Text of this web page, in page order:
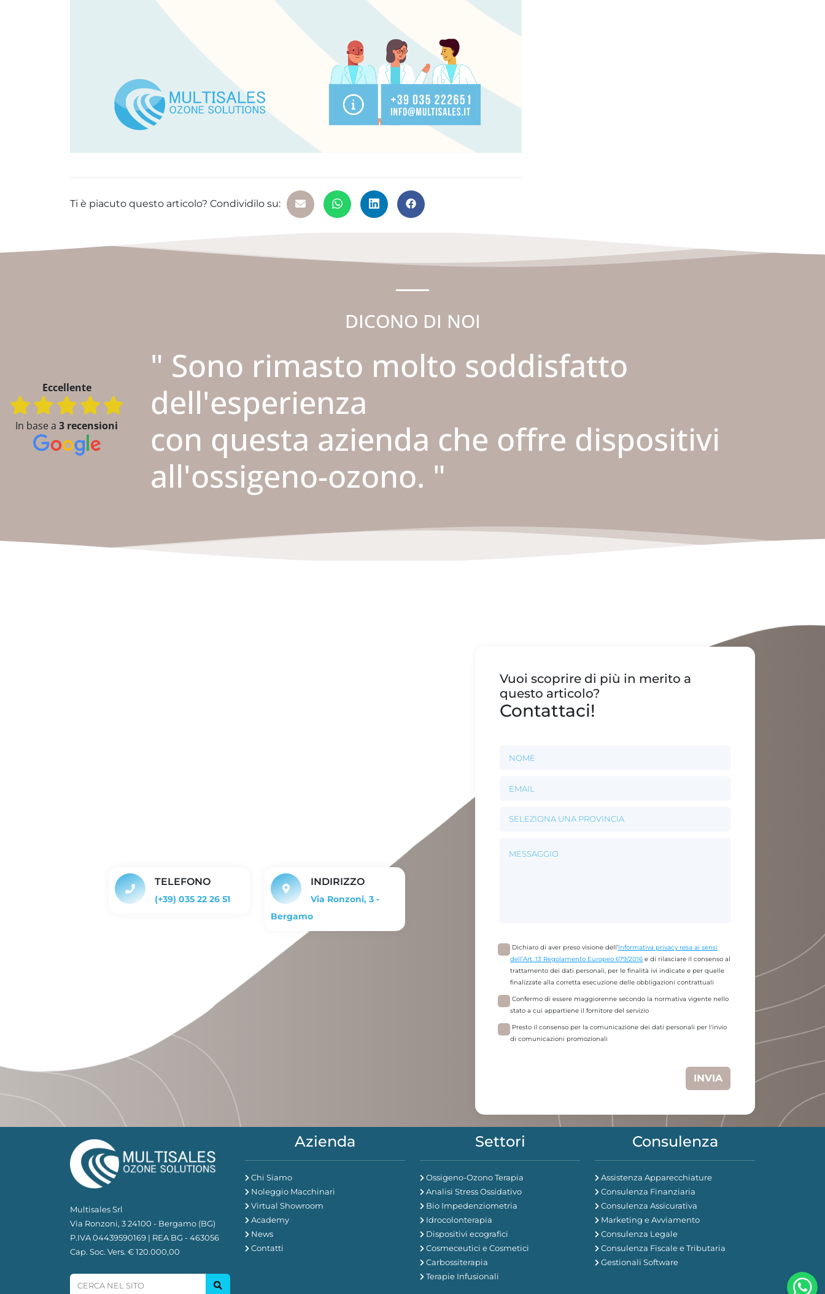
Ti è piacuto questo articolo? Condividilo su:
DICONO DI NOI
Eccellente
In base a3 recensioni
" Sono rimasto molto soddisfatto
dell'esperienza
con questa azienda che offre dispositivi
all'ossigeno-ozono. "
TELEFONO
(+39) 035 22 26 51
INDIRIZZO
Via Ronzoni, 3 -
Bergamo
Vuoi scoprire di più in merito a
questo articolo?
Contattaci!
Dichiaro di aver preso visione dell’Informativa privacy resa ai sensi
dell’Art. 13 Regolamento Europeo 679/2016 e di rilasciare il consenso al
trattamento dei dati personali, per le finalità ivi indicate e per quelle
finalizzate alla corretta esecuzione delle obbligazioni contrattuali
Confermo di essere maggiorenne secondo la normativa vigente nello
stato a cui appartiene il fornitore del servizio
Presto il consenso per la comunicazione dei dati personali per l'invio
di comunicazioni promozionali
INVIA
Multisales Srl
Via Ronzoni, 3 24100 - Bergamo (BG)
P.IVA 04439590169 | REA BG - 463056
Cap. Soc. Vers. € 120.000,00
Azienda
Chi Siamo
Noleggio Macchinari
Virtual Showroom
Academy
News
Contatti
Settori
Ossigeno-Ozono Terapia
Analisi Stress Ossidativo
Bio Impedenziometria
Idrocolonterapia
Dispositivi ecografici
Cosmeceutici e Cosmetici
Carbossiterapia
Terapie Infusionali
Consulenza
Assistenza Apparecchiature
Consulenza Finanziaria
Consulenza Assicurativa
Marketing e Avviamento
Consulenza Legale
Consulenza Fiscale e Tributaria
Gestionali Software